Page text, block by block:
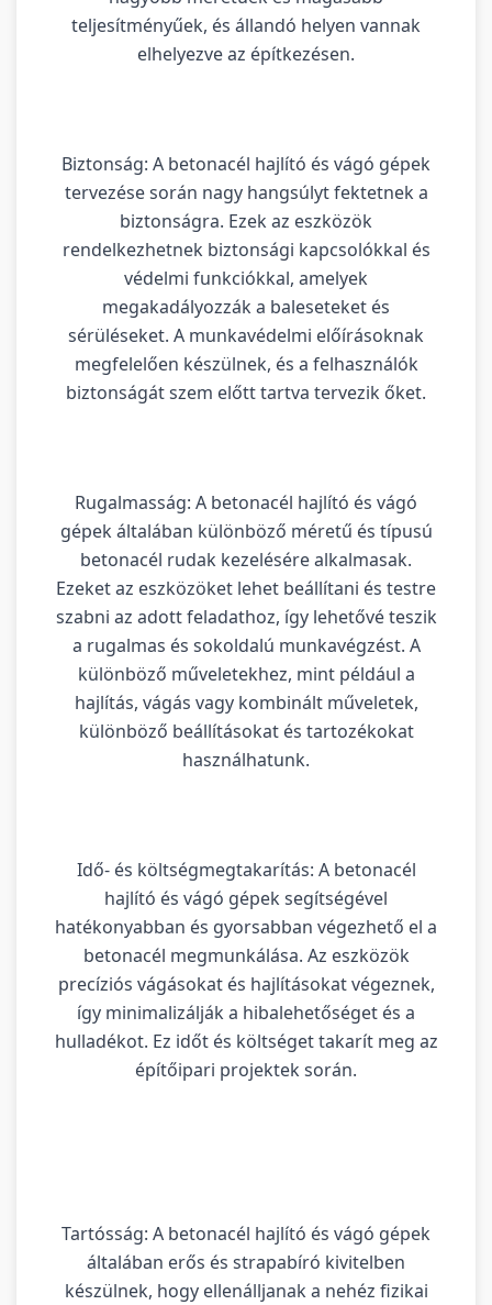
teljesítményűek, és állandó helyen vannak
elhelyezve az építkezésen.
Biztonság: A betonacél hajlító és vágó gépek
tervezése során nagy hangsúlyt fektetnek a
biztonságra. Ezek az eszközök
rendelkezhetnek biztonsági kapcsolókkal és
védelmi funkciókkal, amelyek
megakadályozzák a baleseteket és
sérüléseket. A munkavédelmi előírásoknak
megfelelően készülnek, és a felhasználók
biztonságát szem előtt tartva tervezik őket.
Rugalmasság: A betonacél hajlító és vágó
gépek általában különböző méretű és típusú
betonacél rudak kezelésére alkalmasak.
Ezeket az eszközöket lehet beállítani és testre
szabni az adott feladathoz, így lehetővé teszik
a rugalmas és sokoldalú munkavégzést. A
különböző műveletekhez, mint például a
hajlítás, vágás vagy kombinált műveletek,
különböző beállításokat és tartozékokat
használhatunk.
Idő- és költségmegtakarítás: A betonacél
hajlító és vágó gépek segítségével
hatékonyabban és gyorsabban végezhető el a
betonacél megmunkálása. Az eszközök
precíziós vágásokat és hajlításokat végeznek,
így minimalizálják a hibalehetőséget és a
hulladékot. Ez időt és költséget takarít meg az
építőipari projektek során.
Tartósság: A betonacél hajlító és vágó gépek
általában erős és strapabíró kivitelben
készülnek, hogy ellenálljanak a nehéz fizikai